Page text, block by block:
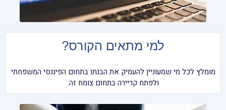
למי מתאים הקורס?
מומלץ לכל מי שמעוניין להעמיק את הבנתו בתחום הפיננסי המשפחתי
ולפתח קריירה בתחום צומח זה.